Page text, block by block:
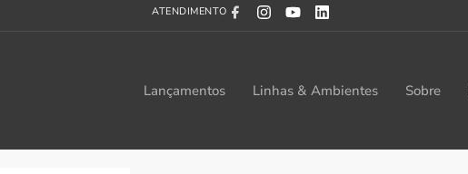
ATENDIMENTO
Lançamentos Linhas & Ambientes Sobre